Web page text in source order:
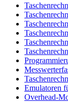
Emulatoren
Overhead-